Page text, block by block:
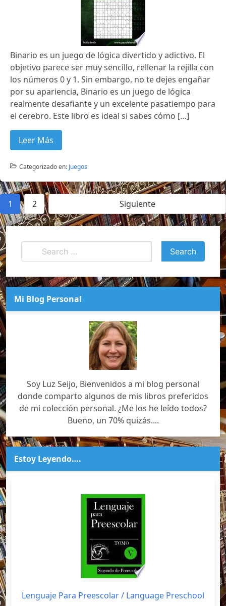
Binario es un juego de lógica divertido y adictivo. El
objetivo parece ser muy sencillo, rellenar la rejilla con
los números 0 y 1. Sin embargo, no te dejes engañar
por su apariencia, Binario es un juego de lógica
realmente desafiante y un excelente pasatiempo para
el cerebro. Este libro es ideal si sabes cómo […]
Leer Más
Categorizado en: Juegos
1 2 Siguiente
Mi Blog Personal
Soy Luz Seijo, Bienvenidos a mi blog personal
donde comparto algunos de mis libros preferidos
de mi colección personal. ¿Me los he leído todos?
Bueno, un 70% quizás....
Estoy Leyendo….
Lenguaje Para Preescolar / Language Preschool